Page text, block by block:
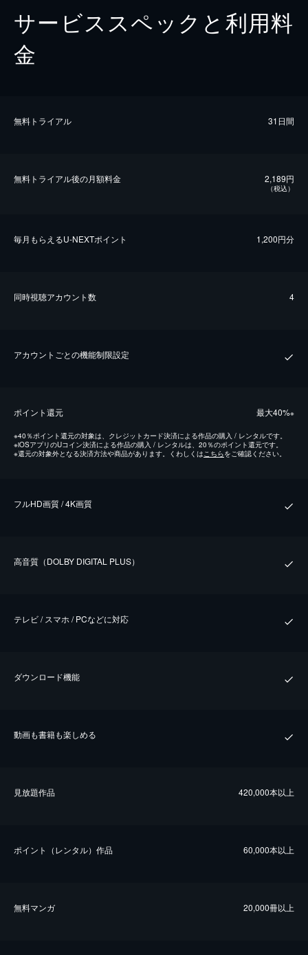
サービススペックと利用料
金
無料トライアル 31日間
無料トライアル後の⽉額料金 2,189円
（税込）
毎⽉もらえるU-NEXTポイント 1,200円分
同時視聴アカウント数 4
アカウントごとの機能制限設定
ポイント還元 最⼤40%※
※40％ポイント還元の対象は、クレジットカード決済による作品の購入 / レンタルです。
※iOSアプリのUコイン決済による作品の購入 / レンタルは、20％のポイント還元です。
※還元の対象外となる決済方法や商品があります。くわしくは こちらをご確認ください。
フルHD画質 / 4K画質
⾼⾳質（DOLBY DIGITAL PLUS）
テレビ / スマホ / PCなどに対応
ダウンロード機能
動画も書籍も楽しめる
⾒放題作品 420,000本以上
ポイント（レンタル）作品 60,000本以上
無料マンガ 20,000冊以上